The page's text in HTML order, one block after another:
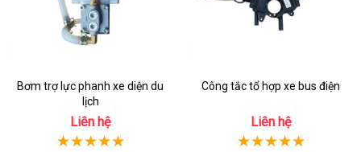
Bơm trợ lực phanh xe diện du
lịch
Liên hệ
Công tắc tổ hợp xe bus điện
Liên hệ